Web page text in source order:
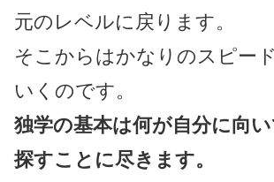
元のレベルに戻ります。
そこからはかなりのスピー
いくのです。
独学の基本は何が自分に向
探すことに尽きます。